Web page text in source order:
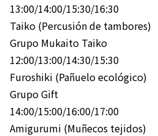
13:00/14:00/15:30/16:30
Taiko (Percusión de tambores)
Grupo Mukaito Taiko
12:00/13:00/14:30/15:30
Furoshiki (Pañuelo ecológico)
Grupo Gift
14:00/15:00/16:00/17:00
Amigurumi (Muñecos tejidos)